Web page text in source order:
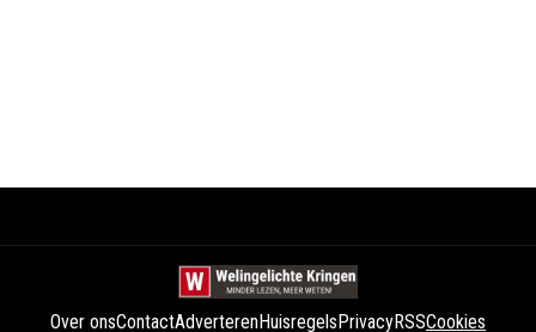
Over onsContactAdverterenHuisregelsPrivacyRSSCookies